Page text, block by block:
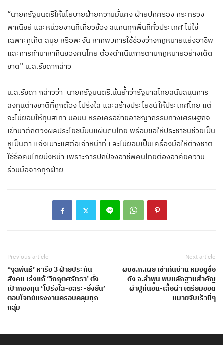
“นายกรัฐมนตรีให้นโยบายฝ่ายความมั่นคง ฝ่ายปกครอง กระทรวง
พาณิชย์ และหน่วยงานที่เกี่ยวข้อง สแกนทุกพื้นที่ทั่วประเทศ ไม่ใช่
เฉพาะภูเก็ต สมุย หรือพะงัน หากพบการใช้ช่องว่างกฎหมายแย่งอาชีพ
และการทำมาหากินของคนไทย ต้องดำเนินการตามกฎหมายอย่างเด็ด
ขาด” น.ส.รัชดากล่าว
น.ส.รัชดา กล่าวว่า นายกรัฐมนตรีเน้นย้ำว่ารัฐบาลไทยสนับสนุนการ
ลงทุนต่างชาติที่ถูกต้อง โปร่งใส และสร้างประโยชน์ให้ประเทศไทย แต่
จะไม่ยอมให้ทุนสีเทา นอมินี หรือเครือข่ายอาชญากรรมทางเศรษฐกิจ
เข้ามาตักตวงผลประโยชน์บนแผ่นดินไทย พร้อมขอให้ประชาชนช่วยเป็น
หูเป็นตา แจ้งเบาะแสต่อเจ้าหน้าที่ และไม่ยอมเป็นเครื่องมือให้ต่างชาติ
ใช้ชื่อคนไทยบังหน้า เพราะการปกป้องอาชีพคนไทยต้องอาศัยความ
ร่วมมือจากทุกฝ่าย
Previous article
“จุลพันธ์’ หารือ 3 ฝ่ายประกัน
สังคม เร่งแก้ ‘วิกฤตศรัทธา’ ตั้ง
เป้ากองทุน ‘โปร่งใส-อิสระ-ยั่งยืน’
ตอบโจทย์แรงงานครอบคลุมทุก
กลุ่ม
Next article
ผบช.ก.เผย เข้าค้นบ้าน หมอดูชื่อ
ดัง จ.ลำพูน พบหลักฐานสำคัญ
ผ้าปูที่นอน-เสื้อผ้า เตรียมออด
หมายจับเร็วนี้ๆ